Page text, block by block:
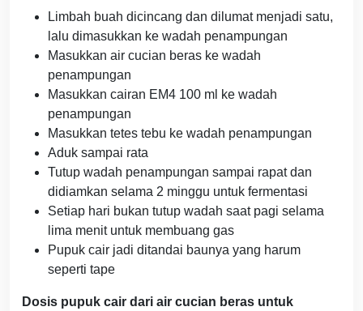
Limbah buah dicincang dan dilumat menjadi satu,
lalu dimasukkan ke wadah penampungan
Masukkan air cucian beras ke wadah
penampungan
Masukkan cairan EM4 100 ml ke wadah
penampungan
Masukkan tetes tebu ke wadah penampungan
Aduk sampai rata
Tutup wadah penampungan sampai rapat dan
didiamkan selama 2 minggu untuk fermentasi
Setiap hari bukan tutup wadah saat pagi selama
lima menit untuk membuang gas
Pupuk cair jadi ditandai baunya yang harum
seperti tape
Dosis pupuk cair dari air cucian beras untuk